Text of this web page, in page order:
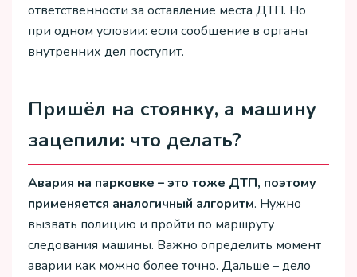
ответственности за оставление места ДТП. Но
при одном условии: если сообщение в органы
внутренних дел поступит.
Пришёл на стоянку, а машину
зацепили: что делать?
Авария на парковке – это тоже ДТП, поэтому
применяется аналогичный алгоритм. Нужно
вызвать полицию и пройти по маршруту
следования машины. Важно определить момент
аварии как можно более точно. Дальше – дело